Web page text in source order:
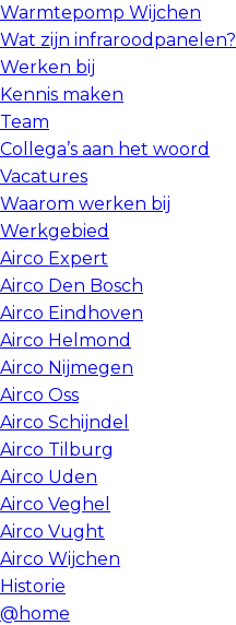
Warmtepomp Wijchen
Wat zijn infraroodpanelen?
Werken bij
Kennis maken
Team
Collega’s aan het woord
Vacatures
Waarom werken bij
Werkgebied
Airco Expert
Airco Den Bosch
Airco Eindhoven
Airco Helmond
Airco Nijmegen
Airco Oss
Airco Schijndel
Airco Tilburg
Airco Uden
Airco Veghel
Airco Vught
Airco Wijchen
Historie
@home